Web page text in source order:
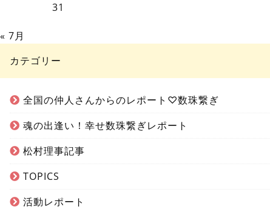
31
« 7月
カテゴリー
全国の仲人さんからのレポート♡数珠繋ぎ
魂の出逢い！幸せ数珠繋ぎレポート
松村理事記事
TOPICS
活動レポート